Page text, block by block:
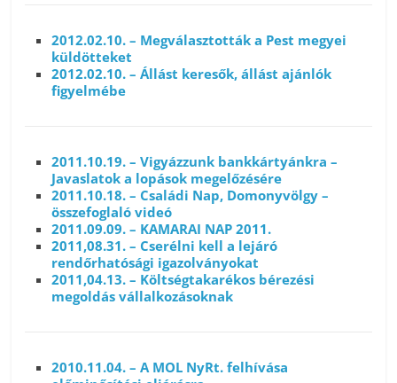
2012.02.10. – Megválasztották a Pest megyei
küldötteket
2012.02.10. – Állást keresők, állást ajánlók
figyelmébe
2011.10.19. – Vigyázzunk bankkártyánkra –
Javaslatok a lopások megelőzésére
2011.10.18. – Családi Nap, Domonyvölgy –
összefoglaló videó
2011.09.09. – KAMARAI NAP 2011.
2011,08.31. – Cserélni kell a lejáró
rendőrhatósági igazolványokat
2011,04.13. – Költségtakarékos bérezési
megoldás vállalkozásoknak
2010.11.04. – A MOL NyRt. felhívása